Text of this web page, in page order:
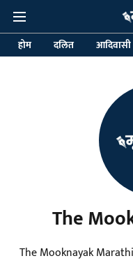
होम दलित आदिवासी
The
The Mooknayak